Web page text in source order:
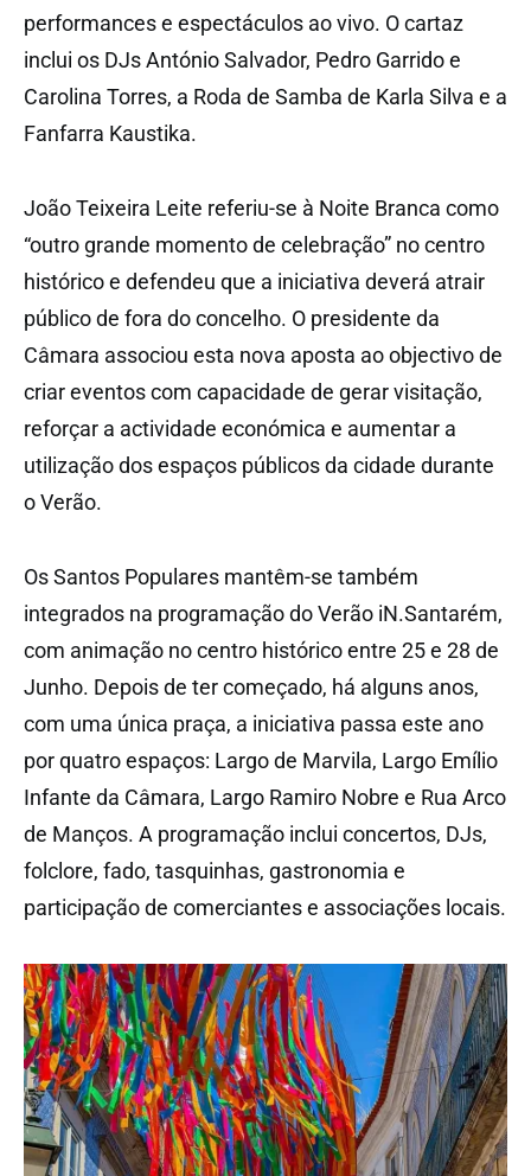
performances e espectáculos ao vivo. O cartaz
inclui os DJs António Salvador, Pedro Garrido e
Carolina Torres, a Roda de Samba de Karla Silva e a
Fanfarra Kaustika.
João Teixeira Leite referiu-se à Noite Branca como
“outro grande momento de celebração” no centro
histórico e defendeu que a iniciativa deverá atrair
público de fora do concelho. O presidente da
Câmara associou esta nova aposta ao objectivo de
criar eventos com capacidade de gerar visitação,
reforçar a actividade económica e aumentar a
utilização dos espaços públicos da cidade durante
o Verão.
Os Santos Populares mantêm-se também
integrados na programação do Verão iN.Santarém,
com animação no centro histórico entre 25 e 28 de
Junho. Depois de ter começado, há alguns anos,
com uma única praça, a iniciativa passa este ano
por quatro espaços: Largo de Marvila, Largo Emílio
Infante da Câmara, Largo Ramiro Nobre e Rua Arco
de Manços. A programação inclui concertos, DJs,
folclore, fado, tasquinhas, gastronomia e
participação de comerciantes e associações locais.